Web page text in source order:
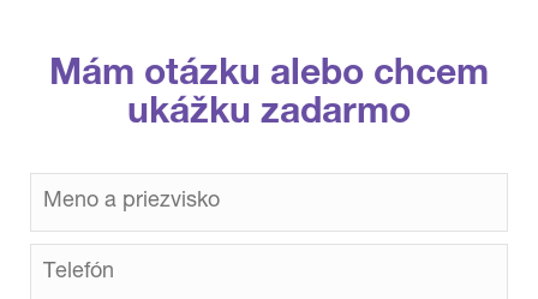
Mám otázku alebo chcem
ukážku zadarmo